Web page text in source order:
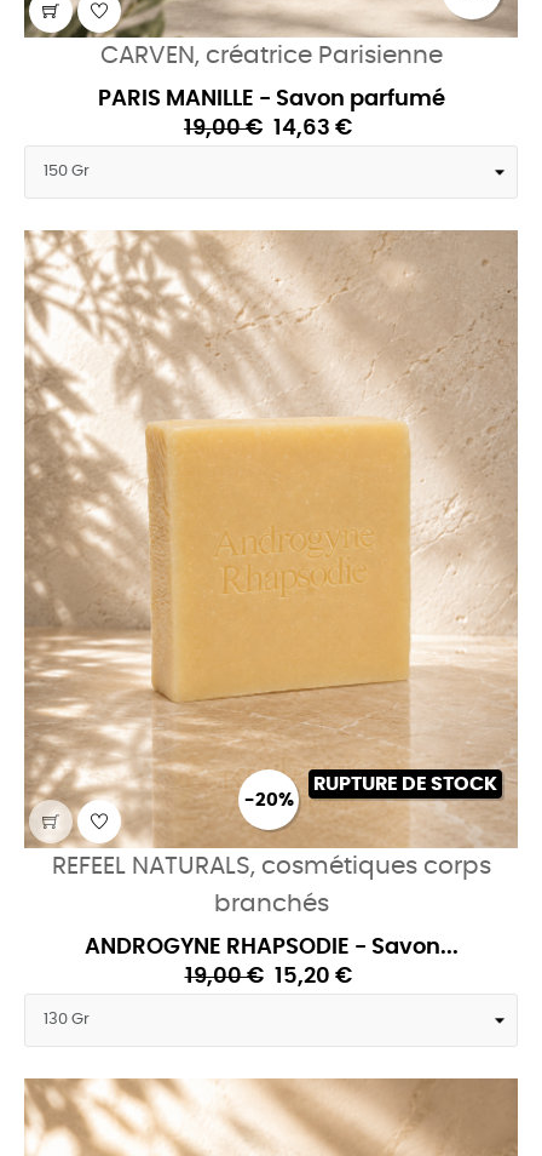
CARVEN, créatrice Parisienne
PARIS MANILLE - Savon parfumé
19,00 € 14,63 €
-20%
RUPTURE DE STOCK
REFEEL NATURALS, cosmétiques corps
branchés
ANDROGYNE RHAPSODIE - Savon...
19,00 € 15,20 €